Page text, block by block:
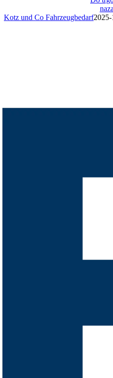
Kotz und Co Fahrzeugbedarf